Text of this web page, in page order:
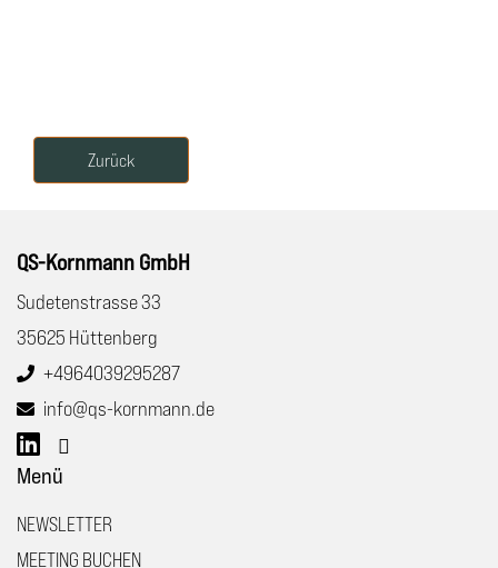
Zurück
QS-Kornmann GmbH
Sudetenstrasse 33
35625 Hüttenberg
+4964039295287
info@qs-kornmann.de
Menü
NEWSLETTER
MEETING BUCHEN